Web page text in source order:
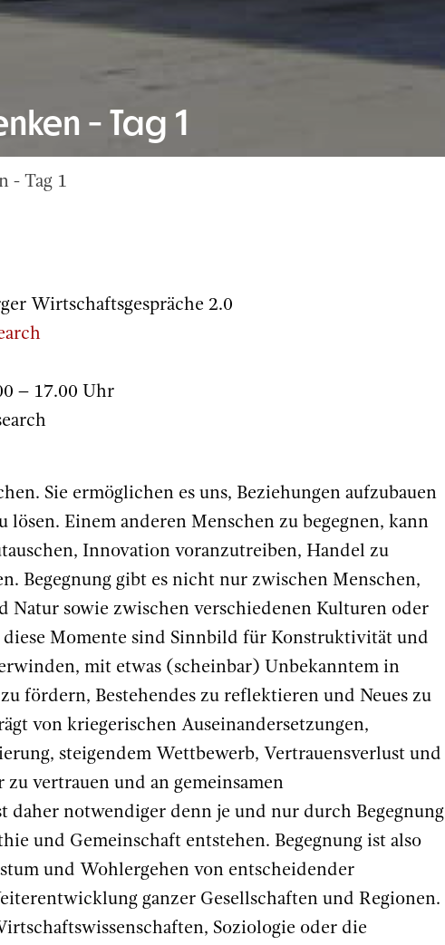
- Tag 1
- Tag 1
Wirtschaftsgespräche 2.0
– 17.00 Uhr
Sie ermöglichen es uns, Beziehungen aufzubauen
Einem anderen Menschen zu begegnen, kann
Innovation voranzutreiben, Handel zu
Begegnung gibt es nicht nur zwischen Menschen,
Natur sowie zwischen verschiedenen Kulturen oder
Momente sind Sinnbild für Konstruktivität und
mit etwas (scheinbar) Unbekanntem in
fördern, Bestehendes zu reflektieren und Neues zu
von kriegerischen Auseinandersetzungen,
steigendem Wettbewerb, Vertrauensverlust und
vertrauen und an gemeinsamen
daher notwendiger denn je und nur durch Begegnung
und Gemeinschaft entstehen. Begegnung ist also
und Wohlergehen von entscheidender
ganzer Gesellschaften und Regionen.
Soziologie oder die